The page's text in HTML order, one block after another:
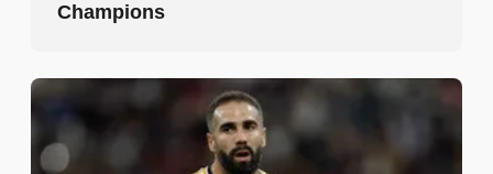
Champions